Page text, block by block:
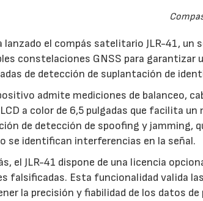
lanzado el compás satelitario JLR-41, un
constelaciones GNSS para garantizar
de detección de suplantación de
admite mediciones de balanceo,
a color de 6,5 pulgadas que facilita
de detección de spoofing y jamming,
se identifican interferencias en la señal.
el JLR-41 dispone de una licencia
falsificadas. Esta funcionalidad valida
la precisión y fiabilidad de los datos